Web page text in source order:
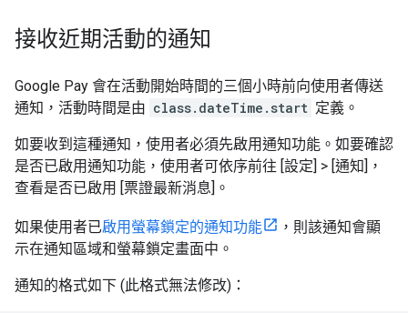
接收近期活動的通知
Google Pay 會在活動開始時間的三個小時前向使用者傳送
通知，活動時間是由 class.dateTime.start 定義。
如要收到這種通知，使用者必須先啟用通知功能。如要確認
是否已啟用通知功能，使用者可依序前往 [設定] > [通知]，
查看是否已啟用 [票證最新消息] 。
如果使用者已啟用螢幕鎖定的通知功能
，則該通知會顯
示在通知區域和螢幕鎖定畫面中。
通知的格式如下 (此格式無法修改)：